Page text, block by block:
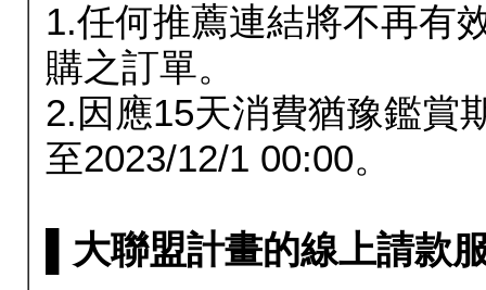
1.任何推薦連結將不再有
購之訂單。
2.因應15天消費猶豫鑑賞
至2023/12/1 00:00。
▌大聯盟計畫的線上請款